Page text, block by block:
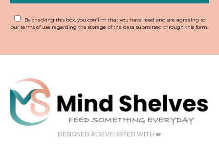
By checking this box, you confirm that you have read and are agreeing to
our terms of use regarding the storage of the data submitted through this form.
DESIGNED & DEVELOPED WITH ❤️‍